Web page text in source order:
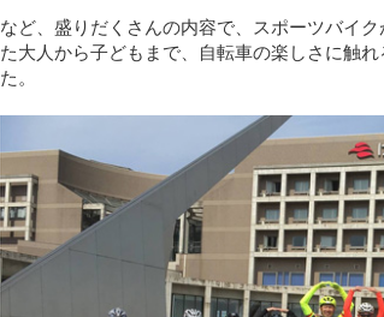
など、盛りだくさんの内容で、スポーツバイ
た大人から子どもまで、自転車の楽しさに触
た。